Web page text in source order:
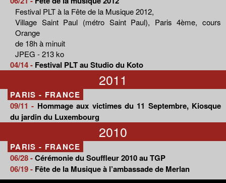
Festival PLT à la Fête de la Musique 2012,
Village Saint Paul (métro Saint Paul), Paris 4ème, cours
Orange
de 18h à minuit
JPEG - 213 ko
04/14 - Festival PLT au Studio du Koto
2011
PARIS - FRANCE
09/11 - Hommage aux victimes du 11 Septembre, Kiosque
du jardin du Luxembourg
2010
PARIS - FRANCE
06/28 -Cérémonie du Souffleur 2010 au TGP
06/19 - Fête de la Musique à l’ambassade de Merlan